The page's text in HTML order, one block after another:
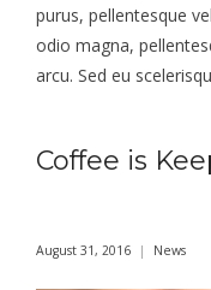
purus, pellentesque
odio magna,
arcu. Sed eu
Coffee is
August 31, 2016 News